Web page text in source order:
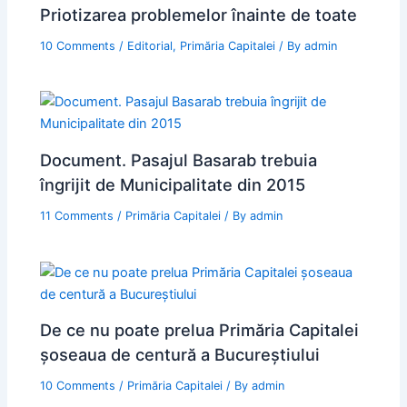
Priotizarea problemelor înainte de toate
10 Comments / Editorial, Primăria Capitalei / Byadmin
Document. Pasajul Basarab trebuia
îngrijit de Municipalitate din 2015
11 Comments / Primăria Capitalei / Byadmin
De ce nu poate prelua Primăria Capitalei
șoseaua de centură a Bucureștiului
10 Comments / Primăria Capitalei / Byadmin